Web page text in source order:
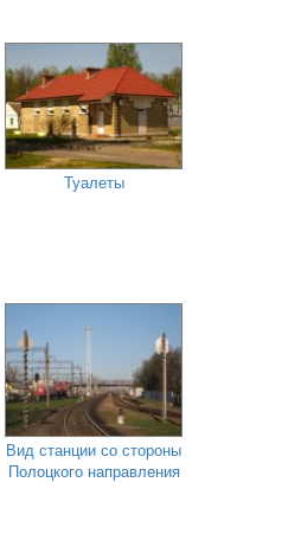
Туалеты
Вид станции со стороны
Полоцкого направления